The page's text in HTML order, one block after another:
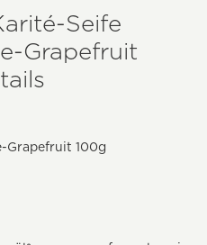
Seife
Grapefruit
Grapefruit 100g